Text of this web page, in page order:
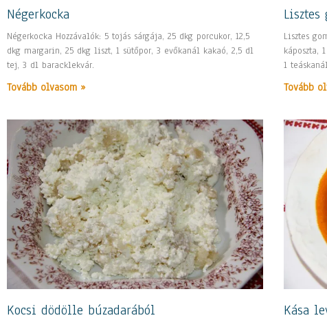
Négerkocka
Négerkocka Hozzávalók: 5 tojás sárgája, 25 dkg porcukor, 12,5
dkg margarin, 25 dkg liszt, 1 sütőpor, 3 evőkanál kakaó, 2,5 dl
tej, 3 dl baracklekvár.
Tovább olvasom »
Lisztes
Lisztes
káposzta,
1
Tovább
Kocsi dödölle búzadarából Kása